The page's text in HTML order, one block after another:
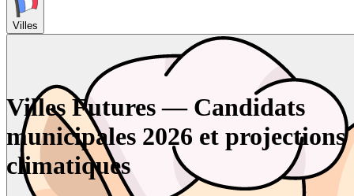
Villes
Villes Futures — Candidats
municipales 2026 et projections
climatiques